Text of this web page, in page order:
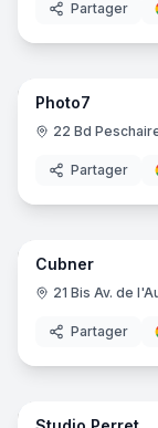
Partager
Photo7
22 Bd
Partager
Cubner
21 Bis Av. de
Partager